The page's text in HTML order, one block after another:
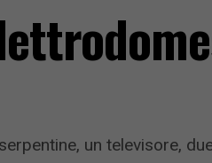
un televisore,